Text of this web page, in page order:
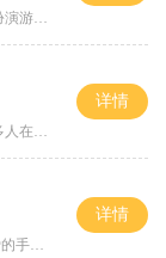
传奇世界官方是一款风靡全球的网络角色扮演游戏，由中国知名游戏开发商巨人网络开发并运营。作为中国最早的大型多人在线角色扮演游戏之一，传奇世界官方以其丰富的游戏内容和
好玩传奇世界元神手游是一款备受瞩目的多人在线角色扮演游戏。这款游戏以传奇世界原汁原味的玩法为基础，加入了元神系统，为玩家提供了独特的游戏体验。本文将详细介绍好玩传
详情
传奇世界手游私sf网站是一款备受玩家喜爱的手机游戏。游戏承袭了传奇系列经典的玩法和故事背景，给玩家带来了无尽的乐趣和挑战。下面将为大家详细介绍传奇世界手游私sf网站的具
详情